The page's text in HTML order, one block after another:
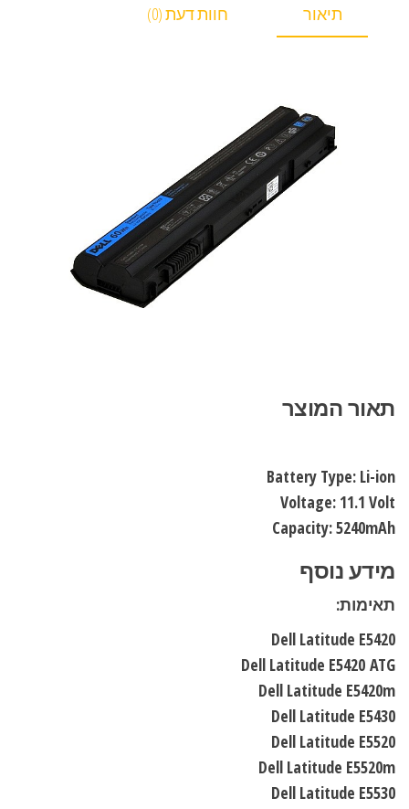
תיאור חוות דעת (0)
תאור המוצר
Battery Type: Li-ion
Voltage: 11.1 Volt
Capacity: 5240mAh
מידע נוסף
תאימות:
Dell Latitude E5420
Dell Latitude E5420 ATG
Dell Latitude E5420m
Dell Latitude E5430
Dell Latitude E5520
Dell Latitude E5520m
Dell Latitude E5530